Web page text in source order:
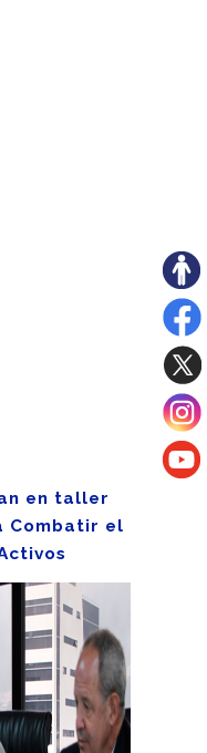
en taller
Combatir el